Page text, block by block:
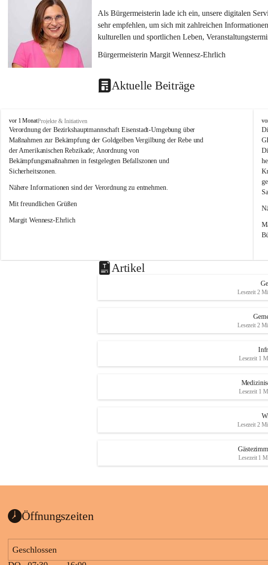
Als Bürgermeisterin lade ich ein, unsere digitalen
sehr empfehlen, um sich mit zahlreichen
kulturellen und sportlichen Leben,
Bürgermeisterin Margit Wennesz-Ehrlich
Aktuelle Beiträge
O
s
l
i
p
vor 1 MonatProjekte & Initiativen
Verordnung der Bezirkshauptmannschaft Eisenstadt-Umgebung über
Maßnahmen zur Bekämpfung der Goldgelben Vergilbung der Rebe und
der Amerikanischen Rebzikade; Anordnung von
Bekämpfungsmaßnahmen in festgelegten Befallszonen und
Sicherheitszonen.
Nähere Informationen sind der Verordnung zu entnehmen.
Mit freundlichen Grüßen
Margit Wennesz-Ehrlich
O
s
l
i
p
Artikel
Lesezeit 2
Lesezeit 2
Lesezeit 1
Lesezeit 1
Lesezeit 2
Lesezeit 1
Öffnungszeiten
Geschlossen